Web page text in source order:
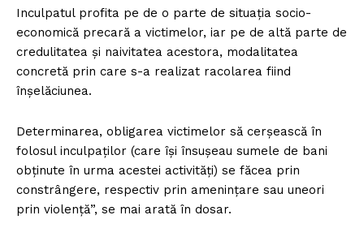
Inculpatul profita pe de o parte de situația socio-
economică precară a victimelor, iar pe de altă parte de
credulitatea și naivitatea acestora, modalitatea
concretă prin care s-a realizat racolarea fiind
înșelăciunea.
Determinarea, obligarea victimelor să cerșească în
folosul inculpaților (care își însușeau sumele de bani
obținute în urma acestei activități) se făcea prin
constrângere, respectiv prin amenințare sau uneori
prin violență”, se mai arată în dosar.